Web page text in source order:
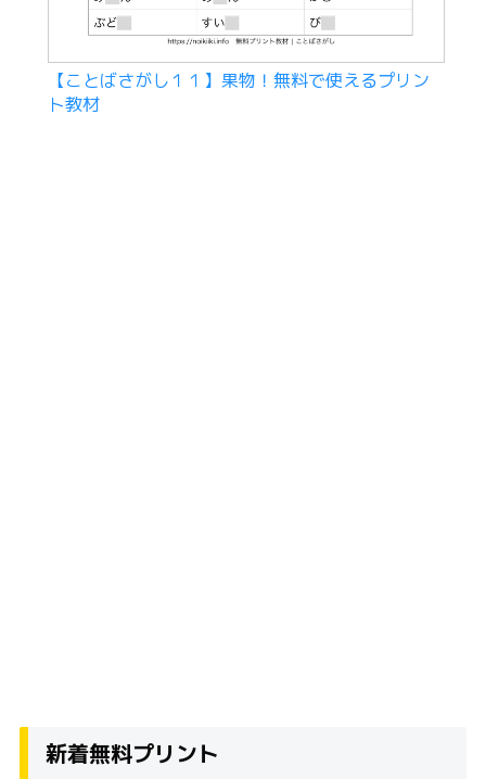
【ことばさがし１１】果物！無料で使えるプリン
ト教材
新着無料プリント